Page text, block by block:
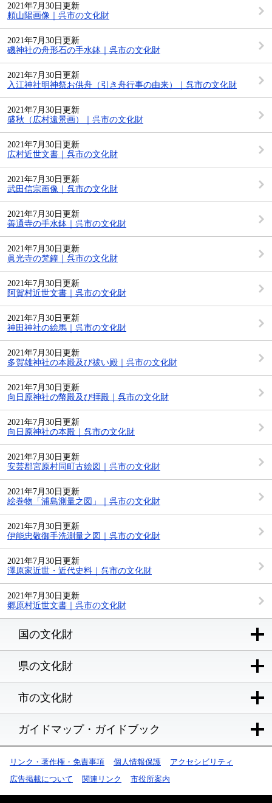
2021年7月30日更新
頼山陽画像｜呉市の文化財
2021年7月30日更新
磯神社の舟形石の手水鉢｜呉市の文化財
2021年7月30日更新
入江神社明神祭お供舟（引き舟行事の由来）｜呉市の文化財
2021年7月30日更新
盛秋（広村遠景画）｜呉市の文化財
2021年7月30日更新
広村近世文書｜呉市の文化財
2021年7月30日更新
武田信宗画像｜呉市の文化財
2021年7月30日更新
善通寺の手水鉢｜呉市の文化財
2021年7月30日更新
眞光寺の梵鐘｜呉市の文化財
2021年7月30日更新
阿賀村近世文書｜呉市の文化財
2021年7月30日更新
神田神社の絵馬｜呉市の文化財
2021年7月30日更新
多賀雄神社の本殿及び祓い殿｜呉市の文化財
2021年7月30日更新
向日原神社の幣殿及び拝殿｜呉市の文化財
2021年7月30日更新
向日原神社の本殿｜呉市の文化財
2021年7月30日更新
安芸郡宮原村同町古絵図｜呉市の文化財
2021年7月30日更新
絵巻物「浦島測量之図」｜呉市の文化財
2021年7月30日更新
伊能忠敬御手洗測量之図｜呉市の文化財
2021年7月30日更新
澤原家近世・近代史料｜呉市の文化財
2021年7月30日更新
郷原村近世文書｜呉市の文化財
国の文化財
県の文化財
市の文化財
ガイドマップ・ガイドブック
リンク・著作権・免責事項 個人情報保護
アクセシビリティ
広告掲載について
関連リンク 市役所案内